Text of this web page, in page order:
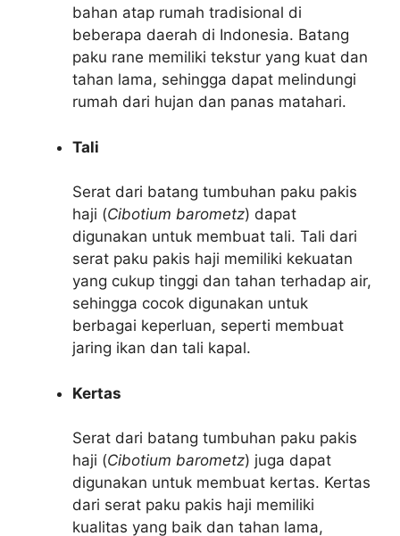
bahan atap rumah tradisional di
beberapa daerah di Indonesia. Batang
paku rane memiliki tekstur yang kuat dan
tahan lama, sehingga dapat melindungi
rumah dari hujan dan panas matahari.
Tali
Serat dari batang tumbuhan paku pakis
haji (Cibotium barometz) dapat
digunakan untuk membuat tali. Tali dari
serat paku pakis haji memiliki kekuatan
yang cukup tinggi dan tahan terhadap air,
sehingga cocok digunakan untuk
berbagai keperluan, seperti membuat
jaring ikan dan tali kapal.
Kertas
Serat dari batang tumbuhan paku pakis
haji (Cibotium barometz) juga dapat
digunakan untuk membuat kertas. Kertas
dari serat paku pakis haji memiliki
kualitas yang baik dan tahan lama,